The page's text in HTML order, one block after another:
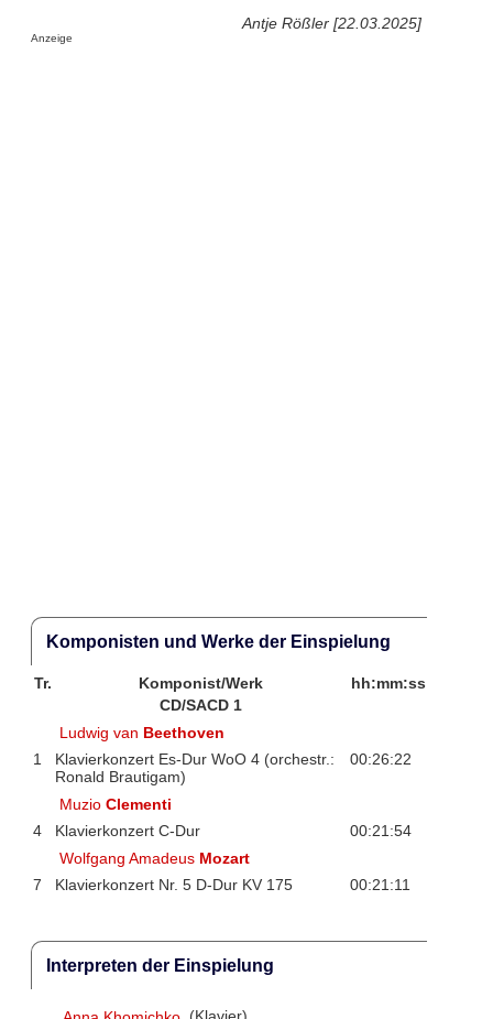
Antje Rößler [22.03.2025]
Anzeige
Komponisten und Werke der Einspielung
Tr. Komponist/Werk
hh:mm:ss
CD/SACD 1
Ludwig van Beethoven
1
Klavierkonzert Es-Dur WoO 4 (orchestr.:
Ronald Brautigam)
00:26:22
MuzioClementi
4
Klavierkonzert C-Dur
00:21:54
Wolfgang Amadeus Mozart
7
Klavierkonzert Nr. 5 D-Dur KV 175 00:21:11
Interpreten der Einspielung